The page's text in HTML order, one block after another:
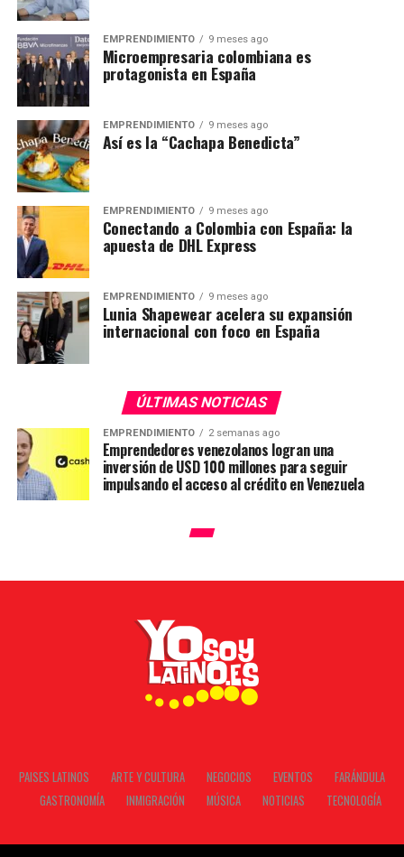
EMPRENDIMIENTO 9 meses ago
Microempresaria colombiana es
protagonista en España
EMPRENDIMIENTO 9 meses ago
Así es la “Cachapa Benedicta”
EMPRENDIMIENTO 9 meses ago
Conectando a Colombia con España: la
apuesta de DHL Express
EMPRENDIMIENTO 9 meses ago
Lunia Shapewear acelera su expansión
internacional con foco en España
ÚLTIMAS NOTICIAS
EMPRENDIMIENTO 2 semanas ago
Emprendedores venezolanos logran una
inversión de USD 100 millones para seguir
impulsando el acceso al crédito en Venezuela
PAISES LATINOS ARTE Y CULTURA NEGOCIOS EVENTOS
FARÁNDULA
GASTRONOMÍA
INMIGRACIÓN MÚSICA NOTICIAS TECNOLOGÍA